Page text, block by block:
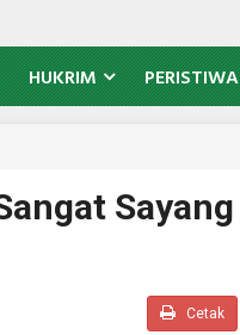
HUKRIM PERISTIWA
Sayang
Cetak